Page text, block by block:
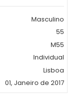
Masculino
55
M55
Individual
Lisboa
01, Janeiro de 2017